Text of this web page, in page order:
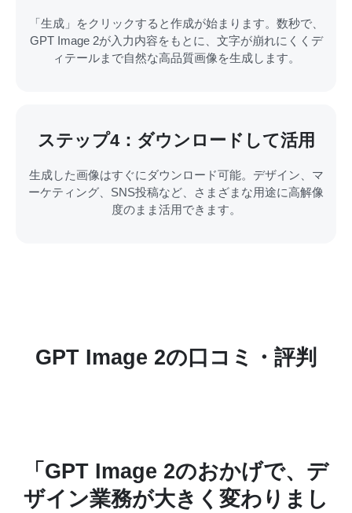
「生成」をクリックすると作成が始まります。数秒で、
GPT Image 2が入力内容をもとに、文字が崩れにくくデ
ィテールまで自然な高品質画像を生成します。
ステップ4：ダウンロードして活用
生成した画像はすぐにダウンロード可能。デザイン、マ
ーケティング、SNS投稿など、さまざまな用途に高解像
度のまま活用できます。
GPT Image 2の口コミ・評判
「GPT Image 2のおかげで、デ
ザイン業務が大きく変わりまし